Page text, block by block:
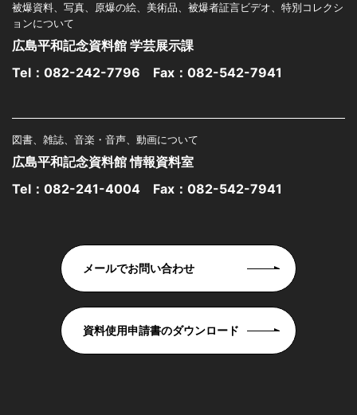
被爆資料、写真、原爆の絵、美術品、被爆者証言ビデオ、特別コレクシ
ョンについて
広島平和記念資料館 学芸展示課
Tel： 082-242-7796 Fax：082-542-7941
図書、雑誌、音楽・音声、動画について
広島平和記念資料館 情報資料室
Tel： 082-241-4004 Fax：082-542-7941
メールでお問い合わせ
資料使用申請書のダウンロード